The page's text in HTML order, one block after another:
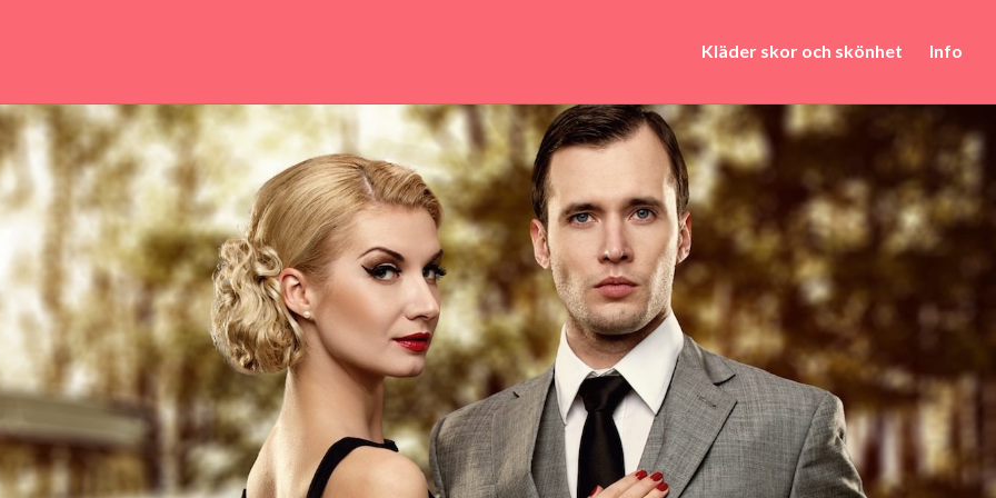
Kläder skor och skönhet Info